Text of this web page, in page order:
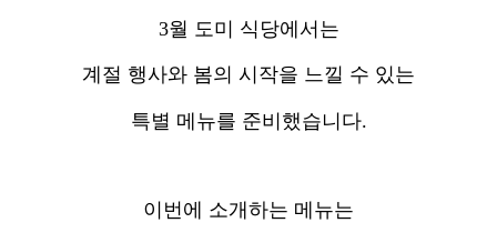
3월 도미 식당에서는
계절 행사와 봄의 시작을 느낄 수 있는
특별 메뉴를 준비했습니다.
이번에 소개하는 메뉴는